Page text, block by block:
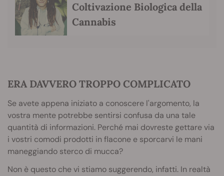
Coltivazione Biologica della
Cannabis
ERA DAVVERO TROPPO COMPLICATO
Se avete appena iniziato a conoscere l'argomento, la
vostra mente potrebbe sentirsi confusa da una tale
quantità di informazioni. Perché mai dovreste gettare via
i vostri comodi prodotti in flacone e sporcarvi le mani
maneggiando sterco di mucca?
Non è questo che vi stiamo suggerendo, infatti. In realtà